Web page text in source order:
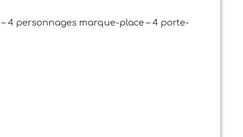
4 personnages marque-place – 4 porte-